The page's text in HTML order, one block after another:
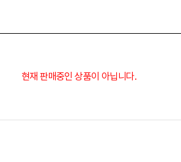
현재 판매중인 상품이 아닙니다.